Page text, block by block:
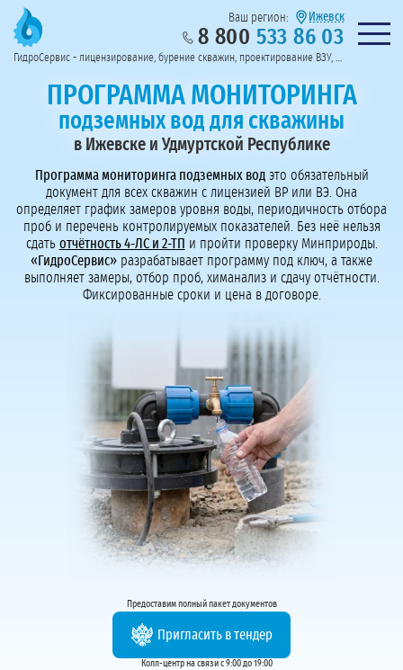
Предоставим полный пакет документов
Пригласить в тендер
Колл-центр на связи с 9:00 до 19:00
Перезвоните мне!
Ваш регион: Ижевск
8 800 533 86 03 Нужна
ГидроСервис - лицензирование, бурение скважин, проектирование ВЗУ, системы водоподготовки
ПРОГРАММА МОНИТОРИНГА
подземных вод для скважины
в Ижевске и Удмуртской Республике
Программа мониторинга подземных водэто обязательный
документ для всех скважин с лицензией ВР или ВЭ. Она
определяет график замеров уровня воды, периодичность отбора
проб и перечень контролируемых показателей. Без неё нельзя
сдать отчётность 4-ЛС и 2-ТП и пройти проверку Минприроды.
«ГидроСервис» разрабатывает программу под ключ, а также
выполняет замеры, отбор проб, химанализ и сдачу отчётности.
Фиксированные сроки и цена в договоре.
Предоставим полный пакет документов
Пригласить в тендер
Колл-центр на связи с 9:00 до 19:00